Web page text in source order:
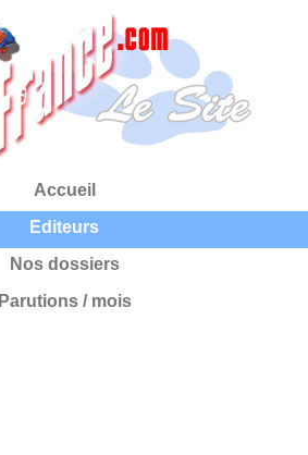
Accueil
Editeurs
Nos dossiers
Parutions / mois